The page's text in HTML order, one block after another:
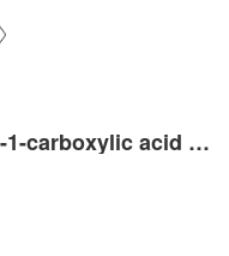
5-hydroxy-2,3-dihydroindole-1-carboxylic acid tert-butyl ester